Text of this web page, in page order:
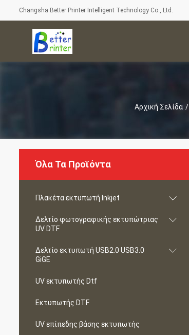
Changsha Better Printer Intelligent Technology Co., Ltd.
Αρχική Σελίδα /
Όλα Τα Προϊόντα
Πλακέτα εκτυπωτή Inkjet
Δελτίο φωτογραφικής εκτυπώτριας
UV DTF
Δελτίο εκτυπωτή USB2.0 USB3.0
GiGE
UV εκτυπωτής Dtf
Εκτυπωτής DTF
UV επίπεδης βάσης εκτυπωτής